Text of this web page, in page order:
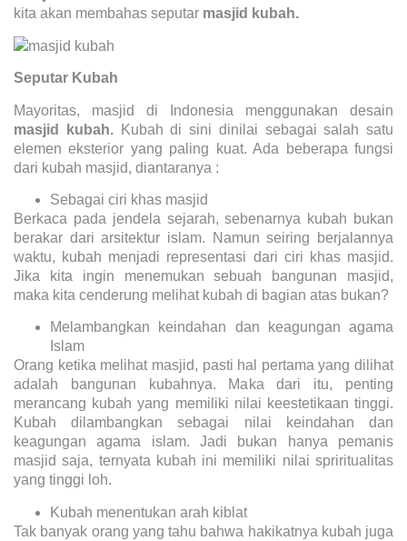
kita akan membahas seputar masjid kubah.
Seputar Kubah
Mayoritas, masjid di Indonesia menggunakan desain
masjid kubah.
Kubah di sini dinilai sebagai salah satu
elemen eksterior yang paling kuat. Ada beberapa fungsi
dari kubah masjid, diantaranya :
Sebagai ciri khas masjid
Berkaca pada jendela sejarah, sebenarnya kubah bukan
berakar dari arsitektur islam. Namun seiring berjalannya
waktu, kubah menjadi representasi dari ciri khas masjid.
Jika kita ingin menemukan sebuah bangunan masjid,
maka kita cenderung melihat kubah di bagian atas bukan?
Melambangkan keindahan dan keagungan agama
Islam
Orang ketika melihat masjid, pasti hal pertama yang dilihat
adalah bangunan kubahnya. Maka dari itu, penting
merancang kubah yang memiliki nilai keestetikaan tinggi.
Kubah dilambangkan sebagai nilai keindahan dan
keagungan agama islam. Jadi bukan hanya pemanis
masjid saja, ternyata kubah ini memiliki nilai spriritualitas
yang tinggi loh.
Kubah menentukan arah kiblat
Tak banyak orang yang tahu bahwa hakikatnya kubah juga